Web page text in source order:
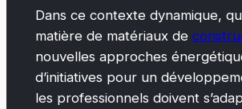
Dans ce contexte dynamique,
matière de matériaux de
nouvelles approches
d’initiatives pour un
les professionnels doivent